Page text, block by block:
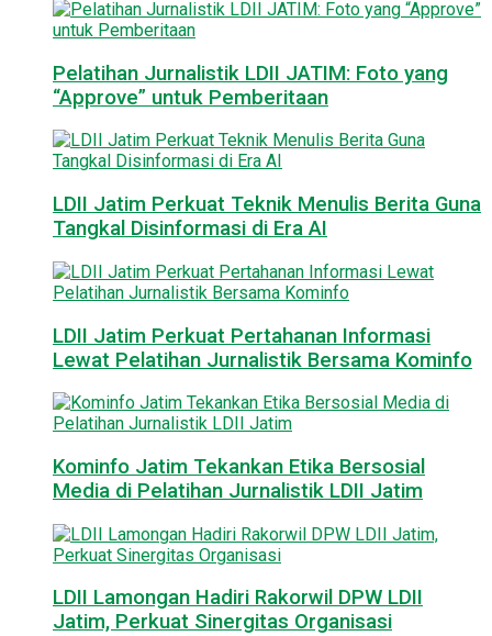
Pelatihan Jurnalistik LDII JATIM: Foto yang
“Approve” untuk Pemberitaan
LDII Jatim Perkuat Teknik Menulis Berita Guna
Tangkal Disinformasi di Era AI
LDII Jatim Perkuat Pertahanan Informasi
Lewat Pelatihan Jurnalistik Bersama Kominfo
Kominfo Jatim Tekankan Etika Bersosial
Media di Pelatihan Jurnalistik LDII Jatim
LDII Lamongan Hadiri Rakorwil DPW LDII
Jatim, Perkuat Sinergitas Organisasi